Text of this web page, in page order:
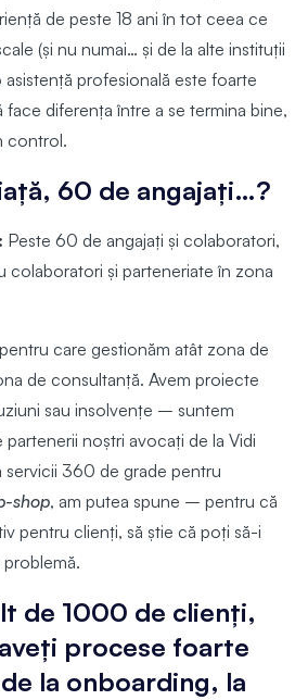
de peste 18 ani în tot ceea ce
(și nu numai… și de la alte instituții
asistență profesională este foarte
diferența între a se termina bine,
control.
60 de angajați…?
Peste 60 de angajați și colaboratori,
colaboratori și parteneriate în zona
care gestionăm atât zona de
de consultanță. Avem proiecte
sau insolvențe – suntem
partenerii noștri avocați de la Vidi
servicii 360 de grade pentru
shop, am putea spune – pentru că
pentru clienți, să știe că poți să-i
de 1000 de clienți,
procese foarte
la onboarding, la